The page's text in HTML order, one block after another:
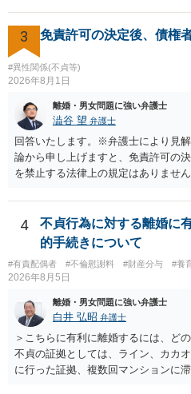
か。 ⇒判決となり敗訴してしまった
の財産を差し押さえられ、そこから
すが、 和解であれば柔軟な解決が
いにより支払うことも十分可能です
は120万円のみ和解交渉を続けるべ
れるため、 120万円のみについて交
ます。
には、追加着手金や日当、実費が発
も、証拠が十分にあるか、相手方の
額、離婚の有無、交渉で終わるか訴
変わり得ます。依頼前に、交渉だけ
できなかった場合の費用を確認して
通しを過度に楽観的に言い過ぎない
か、連絡方法（メール、電話、弁護
ど）や対応スピードが合うかを確認
しましても、弁護士への相談・依頼
手方の関係、相手方の氏名・住所等
3 免責許可の決定後、債権
#異性関係(不貞等)
2026年8月1日
離婚・男女問題に強い弁護士
澁谷 望 弁護士
回答いたします。※弁護士により見
論から申し上げますと、免責許可の
を禁止する法律上の規定はありませ
ントは以下の通りです。 ・金銭のや
い（免責された借金を任意でも支払
ます） ・過去のDVや過剰請求の経
い ・予定通り毅然とした態度で距離
の、ご自身の生活と精神的な安定を
くというご判断は非常に賢明かと思い
4
不貞行為に対する離婚に
的手続きについて
#有責配偶者 #不倫慰謝料 #財産分与 #養
2026年8月5日
離婚・男女問題に強い弁護士
白井 弘昭 弁護士
＞こちらに有利に離婚するには、ど
不貞の証拠としては、ライン、カカ
に行った証拠、複数回マンションに